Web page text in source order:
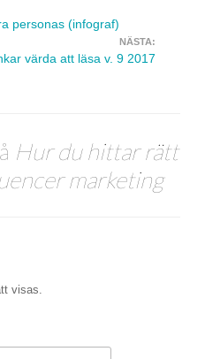
personas (infograf)
NÄSTA:
värda att läsa v. 9 2017
Hur du hittar rätt
marketing
visas.